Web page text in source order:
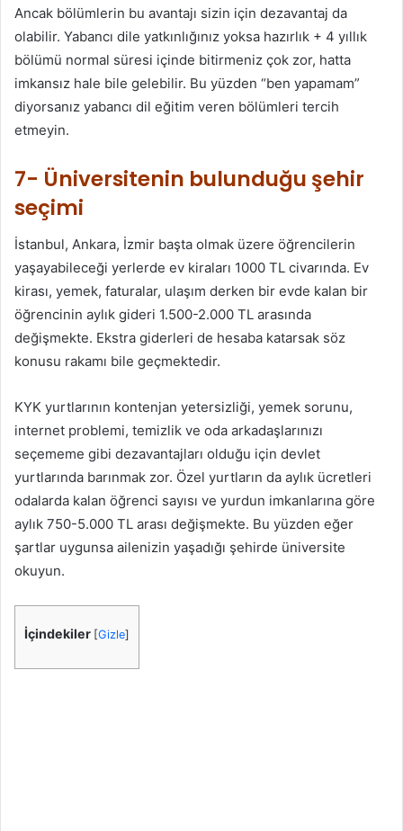
Ancak bölümlerin bu avantajı sizin için dezavantaj da
olabilir. Yabancı dile yatkınlığınız yoksa hazırlık + 4 yıllık
bölümü normal süresi içinde bitirmeniz çok zor, hatta
imkansız hale bile gelebilir. Bu yüzden “ben yapamam”
diyorsanız yabancı dil eğitim veren bölümleri tercih
etmeyin.
7- Üniversitenin bulunduğu şehir
seçimi
İstanbul, Ankara, İzmir başta olmak üzere öğrencilerin
yaşayabileceği yerlerde ev kiraları 1000 TL civarında. Ev
kirası, yemek, faturalar, ulaşım derken bir evde kalan bir
öğrencinin aylık gideri 1.500-2.000 TL arasında
değişmekte. Ekstra giderleri de hesaba katarsak söz
konusu rakamı bile geçmektedir.
KYK yurtlarının kontenjan yetersizliği, yemek sorunu,
internet problemi, temizlik ve oda arkadaşlarınızı
seçememe gibi dezavantajları olduğu için devlet
yurtlarında barınmak zor. Özel yurtların da aylık ücretleri
odalarda kalan öğrenci sayısı ve yurdun imkanlarına göre
aylık 750-5.000 TL arası değişmekte. Bu yüzden eğer
şartlar uygunsa ailenizin yaşadığı şehirde üniversite
okuyun.
İçindekiler [Gizle]